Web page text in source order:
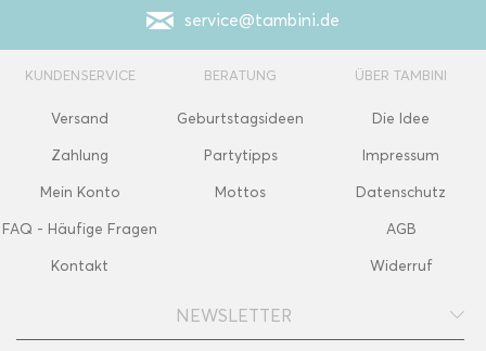
service@tambini.de
KUNDENSERVICE
Versand
Zahlung
Mein Konto
FAQ - Häufige Fragen
Kontakt
BERATUNG
Geburtstagsideen
Partytipps
Mottos
ÜBER TAMBINI
Die Idee
Impressum
Datenschutz
AGB
Widerruf
NEWSLETTER